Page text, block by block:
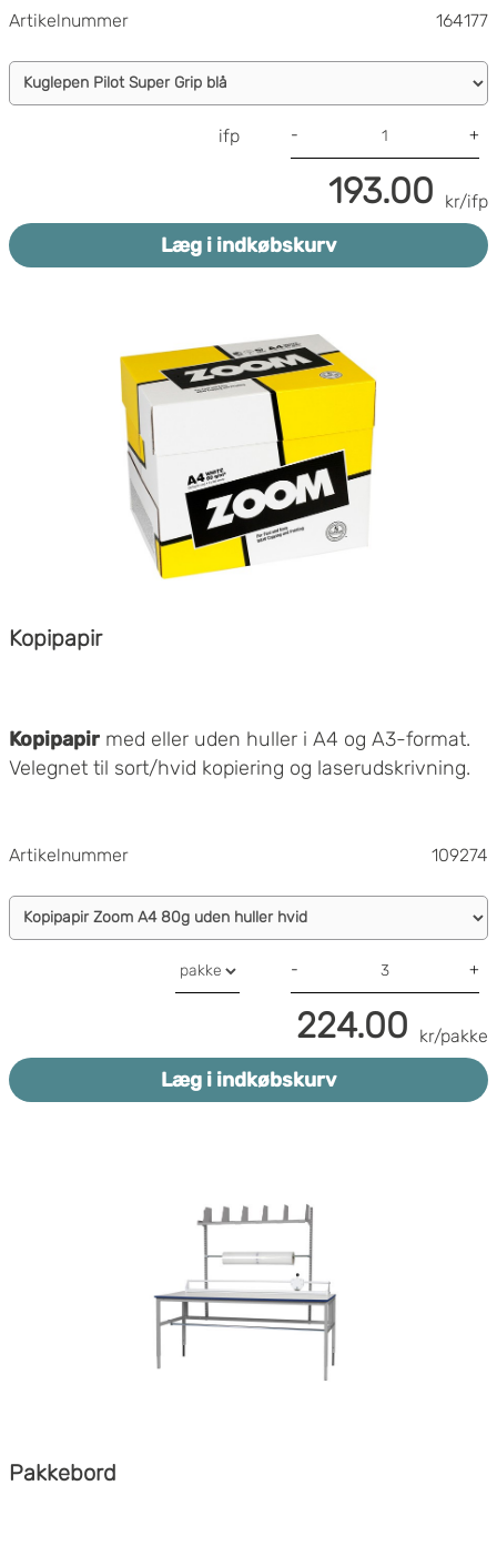
Artikelnummer 164177
ifp - +
193.00 kr/ifp
Læg i indkøbskurv
Kopipapir
Kopipapir med eller uden huller i A4 og A3-format.
Velegnet til sort/hvid kopiering og laserudskrivning.
Artikelnummer 109274
- +
224.00 kr/pakke
Læg i indkøbskurv
Pakkebord